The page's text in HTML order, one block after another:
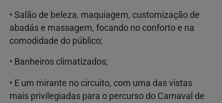
• Salão de beleza, maquiagem, customização de
abadás e massagem, focando no conforto e na
comodidade do público;
• Banheiros climatizados;
• E um mirante no circuito, com uma das vistas
mais privilegiadas para o percurso do Carnaval de